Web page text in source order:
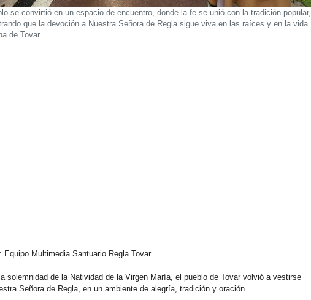
se convirtió en un espacio de encuentro, donde la fe se unió con la tradición popular,
que la devoción a Nuestra Señora de Regla sigue viva en las raíces y en la vida
de Tovar.
Multimedia Santuario Regla Tovar
solemnidad de la Natividad de la Virgen María, el pueblo de Tovar volvió a vestirse
Señora de Regla, en un ambiente de alegría, tradición y oración.